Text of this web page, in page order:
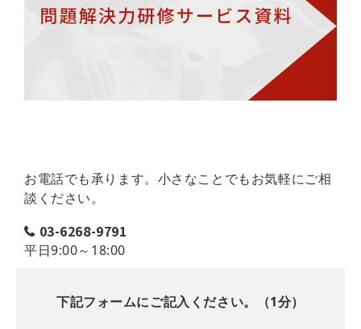
お電話でも承ります。小さなことでもお気軽にご相
談ください。
03-6268-9791
平日9:00～18:00
下記フォームにご記入ください。（1分）